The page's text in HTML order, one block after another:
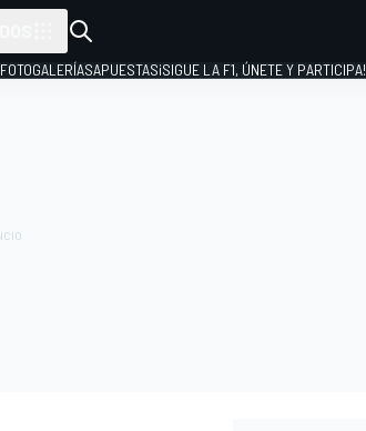
FOTOGALERÍASAPUESTAS¡SIGUE LA F1, ÚNETE Y PARTICIPA!